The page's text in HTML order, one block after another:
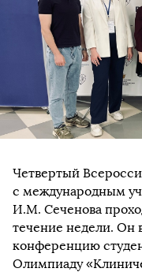
Четвертый
с международным
И.М. Сеченова
течение недели. Он
конференцию
Олимпиаду